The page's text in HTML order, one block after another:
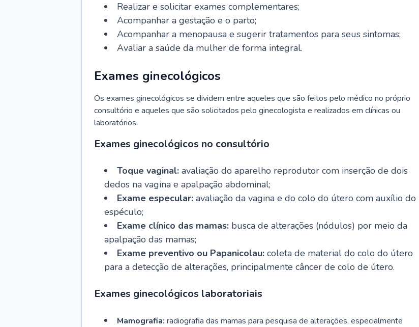
Realizar e solicitar exames complementares;
Acompanhar a gestação e o parto;
Acompanhar a menopausa e sugerir tratamentos para seus sintomas;
Avaliar a saúde da mulher de forma integral.
Exames ginecológicos
Os exames ginecológicos se dividem entre aqueles que são feitos pelo médico no próprio
consultório e aqueles que são solicitados pelo ginecologista e realizados em clínicas ou
laboratórios.
Exames ginecológicos no consultório
Toque vaginal: avaliação do aparelho reprodutor com inserção de dois
dedos na vagina e apalpação abdominal;
Exame especular: avaliação da vagina e do colo do útero com auxílio do
espéculo;
Exame clínico das mamas: busca de alterações (nódulos) por meio da
apalpação das mamas;
Exame preventivo ou Papanicolau: coleta de material do colo do útero
para a detecção de alterações, principalmente câncer de colo de útero.
Exames ginecológicos laboratoriais
Mamografia: radiografia das mamas para pesquisa de alterações, especialmente